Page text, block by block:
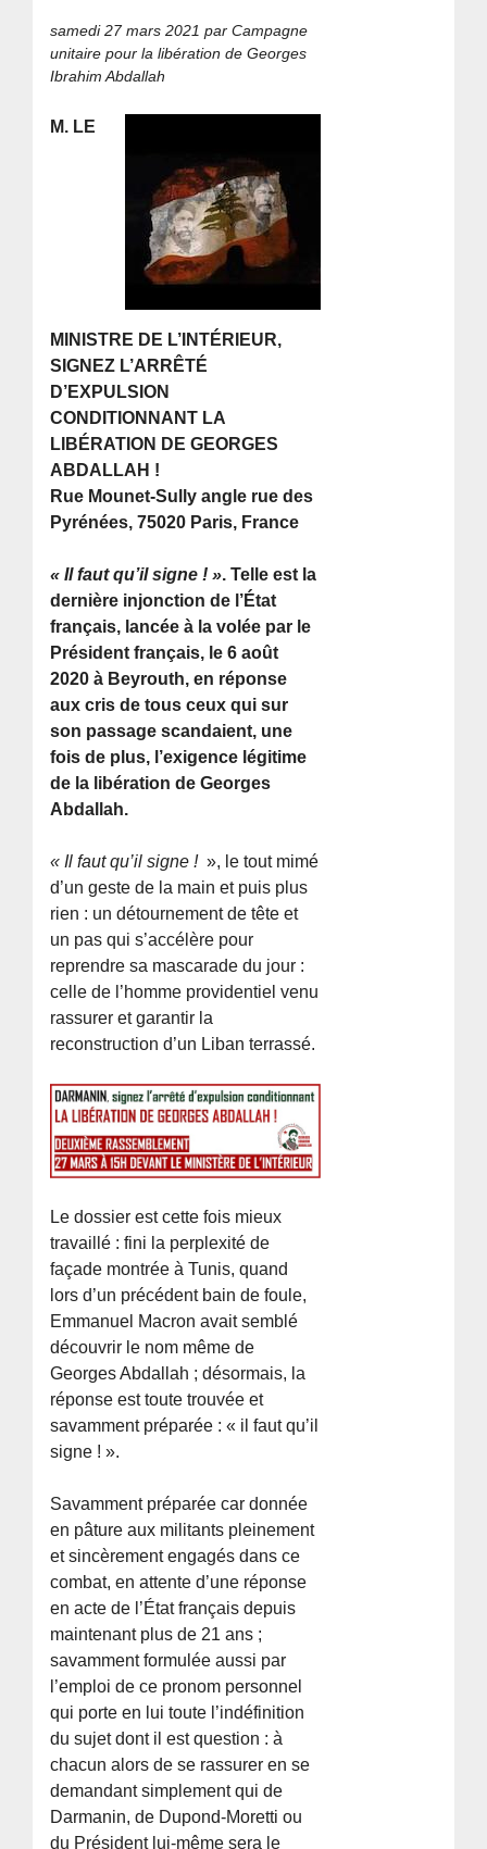
samedi 27 mars 2021 par Campagne
unitaire pour la libération de Georges
Ibrahim Abdallah
M. LE
MINISTRE DE L’INTÉRIEUR,
SIGNEZ L’ARRÊTÉ
D’EXPULSION
CONDITIONNANT LA
LIBÉRATION DE GEORGES
ABDALLAH !
Rue Mounet-Sully angle rue des
Pyrénées, 75020 Paris, France
« Il faut qu’il signe ! ». Telle est la
dernière injonction de l’État
français, lancée à la volée par le
Président français, le 6 août
2020 à Beyrouth, en réponse
aux cris de tous ceux qui sur
son passage scandaient, une
fois de plus, l’exigence légitime
de la libération de Georges
Abdallah.
« Il faut qu’il signe ! », le tout mimé
d’un geste de la main et puis plus
rien : un détournement de tête et
un pas qui s’accélère pour
reprendre sa mascarade du jour :
celle de l’homme providentiel venu
rassurer et garantir la
reconstruction d’un Liban terrassé.
Le dossier est cette fois mieux
travaillé : fini la perplexité de
façade montrée à Tunis, quand
lors d’un précédent bain de foule,
Emmanuel Macron avait semblé
découvrir le nom même de
Georges Abdallah ; désormais, la
réponse est toute trouvée et
savamment préparée : « il faut qu’il
signe ! ».
Savamment préparée car donnée
en pâture aux militants pleinement
et sincèrement engagés dans ce
combat, en attente d’une réponse
en acte de l’État français depuis
maintenant plus de 21 ans ;
savamment formulée aussi par
l’emploi de ce pronom personnel
qui porte en lui toute l’indéfinition
du sujet dont il est question : à
chacun alors de se rassurer en se
demandant simplement qui de
Darmanin, de Dupond-Moretti ou
du Président lui-même sera le